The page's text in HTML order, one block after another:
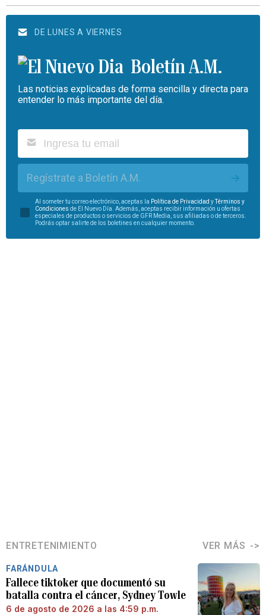
DE LUNES A VIERNES
Boletín A.M.
Las noticias explicadas de forma sencilla y directa para
entender lo más importante del día.
Regístrate a Boletín A.M.
Al someter tu correo electrónico, aceptas la Política de Privacidad y
Términos y
Condiciones de El Nuevo Día. Además, aceptas recibir información u ofertas
especiales de productos o servicios de GFR Media, sus afiliadas o de terceros.
Podrás optar salirte de los boletines en cualquier momento.
ENTRETENIMIENTO VER MÁS
FARÁNDULA
Fallece tiktoker que documentó su
batalla contra el cáncer, Sydney Towle
6 de agosto de 2026 a las 4:59 p.m.